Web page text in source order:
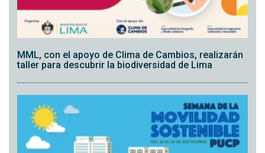
MML, con el apoyo de Clima de Cambios, realizarán
taller para descubrir la biodiversidad de Lima